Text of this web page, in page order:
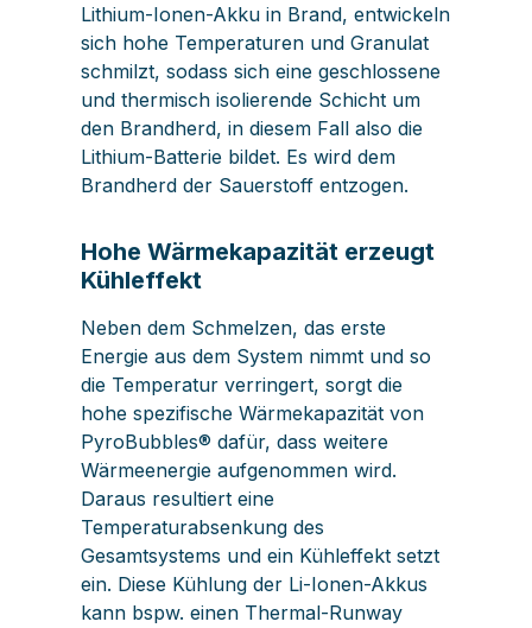
Lithium-Ionen-Akku in Brand, entwickeln
sich hohe Temperaturen und Granulat
schmilzt, sodass sich eine geschlossene
und thermisch isolierende Schicht um
den Brandherd, in diesem Fall also die
Lithium-Batterie bildet. Es wird dem
Brandherd der Sauerstoff entzogen.
Hohe Wärmekapazität erzeugt
Kühleffekt
Neben dem Schmelzen, das erste
Energie aus dem System nimmt und so
die Temperatur verringert, sorgt die
hohe spezifische Wärmekapazität von
PyroBubbles® dafür, dass weitere
Wärmeenergie aufgenommen wird.
Daraus resultiert eine
Temperaturabsenkung des
Gesamtsystems und ein Kühleffekt setzt
ein. Diese Kühlung der Li-Ionen-Akkus
kann bspw. einen Thermal-Runway